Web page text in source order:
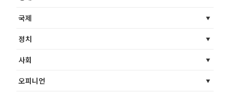
국제
정치
사회
오피니언